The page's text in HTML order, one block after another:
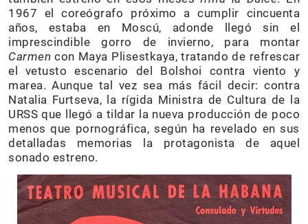
1967 el coreógrafo próximo a cumplir cincuenta
años, estaba en Moscú, adonde llegó sin el
imprescindible gorro de invierno, para montar
Carmen con Maya Plisestkaya, tratando de refrescar
el vetusto escenario del Bolshoi contra viento y
marea. Aunque tal vez sea más fácil decir: contra
Natalia Furtseva, la rígida Ministra de Cultura de la
URSS que llegó a tildar la nueva producción de poco
menos que pornográfica, según ha revelado en sus
detalladas memorias la protagonista de aquel
sonado estreno.